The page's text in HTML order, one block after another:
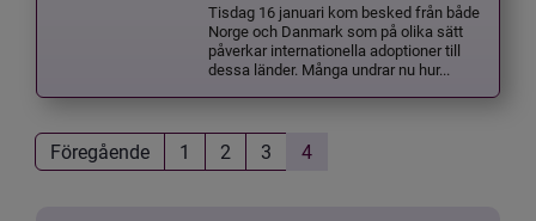
Tisdag 16 januari kom besked från både
Norge och Danmark som på olika sätt
påverkar internationella adoptioner till
dessa länder. Många undrar nu hur...
Föregående 1 2 3 4